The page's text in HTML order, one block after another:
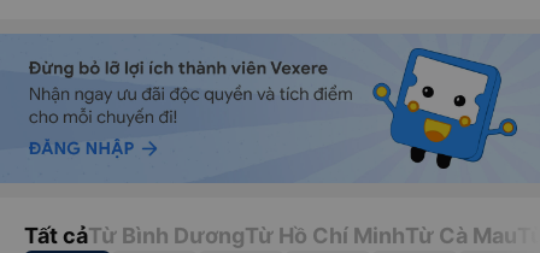
Tất cảTừ Bình DươngTừ Hồ Chí MinhTừ Cà Mau